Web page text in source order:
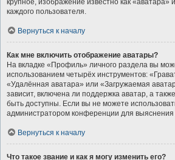
крупное, изображение известно как «аватара»
каждого пользователя.
Вернуться к началу
Как мне включить отображение аватары?
На вкладке «Профиль» личного раздела вы
использованием четырёх инструментов:
«Удалённая аватара» или «Загружаемая
зависит, включена ли поддержка аватар, а
быть доступны. Если вы не можете
администратором конференции для выяснения
Вернуться к началу
Что такое звание и как я могу изменить его?